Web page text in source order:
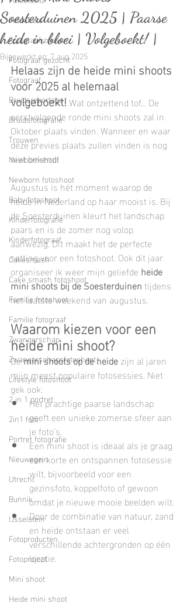
Fotoshoot
Fotograaf zoeken
Fotograaf gezocht
Fotograaf
Bruidsreportage
Bruidsfotografie
Trouwen
Newbornshoot
Newborn fotoshoot
Baby fotoshoot
Kinderfotografie
Kinderfotograaf
Cakesmash
Cake smash fotoshoot
Familie fotoshoot
Familie fotograaf
Zwangerschap
Zwangerschapsfotoshoot
Lifestyle fotoshoot
2 in 1 portret
2in1 foto
Portret fotografie
Nieuwegein
Utrecht
Bunnik
IJsselstein
Fotoproducten
Fotoproject
Mini shoot
Heide mini shoot
Soesterduinen 2025 | Paarse
heide in bloei | Volgeboekt! |
Bijgewerkt op:7 aug 2025
Helaas zijn de heide mini shoots
voor 2025 al helemaal
volgeboekt! Wat ontzettend tof... De
eerstvolgende ronde mini shoots zal in
Oktober plaats vinden. Wanneer en waar
deze previes plaats zullen vinden is nog
niet bekend!
Augustus is hét moment waarop de
heide in Nederland op haar mooist is. Bij
de Soesterduinen kleurt het landschap
paars en is de zomer nog volop
aanwezig. Dit maakt het de perfecte
setting voor een fotoshoot. Ook dit jaar
organiseer ik weer mijn geliefde heide
mini shoots bij de Soesterduinen tijdens
het laatste weekend van augustus.
Waarom kiezen voor een
heide mini shoot?
De mini shoots op de heide zijn al jaren
mijn meest populaire fotosessies. Niet
gek ook:
Het prachtige paarse landschap
geeft een unieke zomerse sfeer aan
je foto’s.
Een mini shoot is ideaal als je graag
een korte en ontspannen fotosessie
wilt, bijvoorbeeld voor een
gezinsfoto, koppelfoto of gewoon
omdat je nieuwe mooie beelden wilt.
Door de combinatie van natuur, zand
en heide ontstaan er veel
verschillende achtergronden op één
locatie.